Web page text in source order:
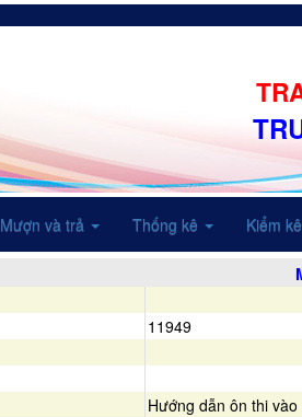
Mượn và trả Thống kê Kiểm
11949
Hướng dẫn ôn thi